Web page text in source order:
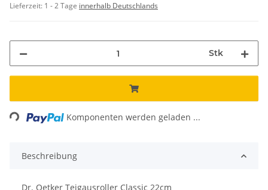
Lieferzeit: 1 - 2 Tage innerhalb Deutschlands
Stk
Komponenten werden geladen ...
Beschreibung
Dr. Oetker Teigausroller Classic 22cm